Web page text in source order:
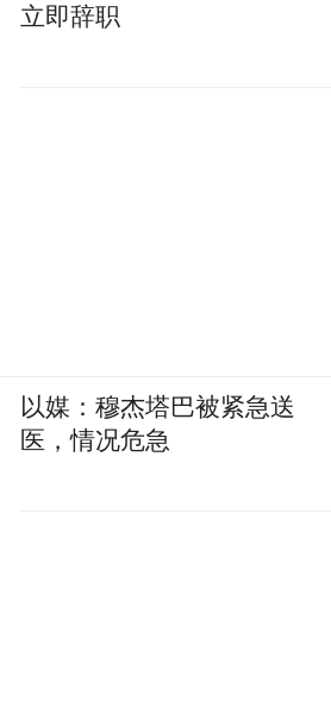
立即辞职
以媒：穆杰塔巴被紧急送
医，情况危急